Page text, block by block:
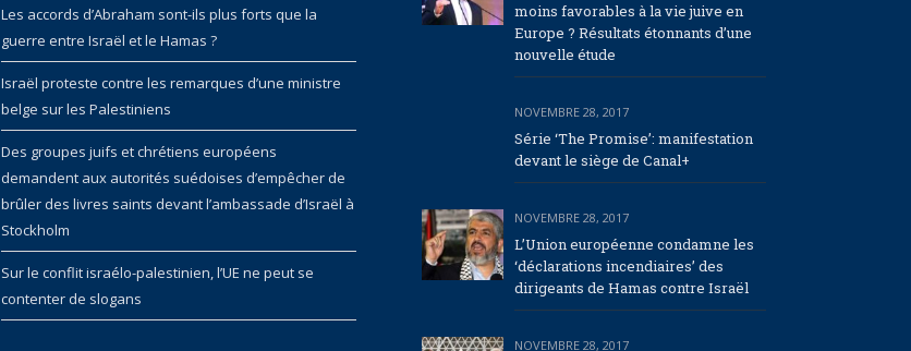
Les accords d’Abraham sont-ils plus forts que la
guerre entre Israël et le Hamas ?
Israël proteste contre les remarques d’une ministre
belge sur les Palestiniens
Des groupes juifs et chrétiens européens
demandent aux autorités suédoises d’empêcher de
brûler des livres saints devant l’ambassade d’Israël à
Stockholm
Sur le conflit israélo-palestinien, l’UE ne peut se
contenter de slogans
moins favorables à la vie juive en
Europe ? Résultats étonnants d’une
nouvelle étude
NOVEMBRE 28, 2017
Série ‘The Promise’: manifestation
devant le siège de Canal+
NOVEMBRE 28, 2017
L’Union européenne condamne les
‘déclarations incendiaires’ des
dirigeants de Hamas contre Israël
NOVEMBRE 28, 2017